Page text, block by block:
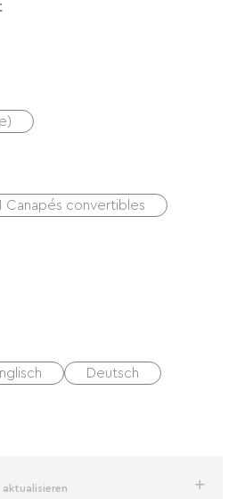
Canapés convertibles
Deutsch